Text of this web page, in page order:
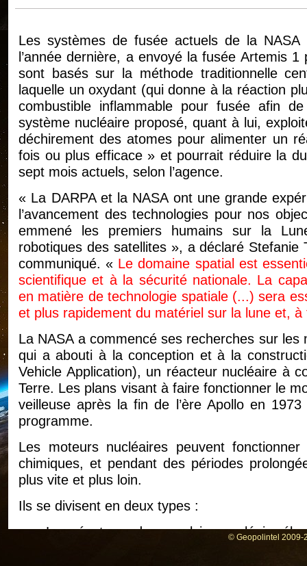
Les systèmes de fusée actuels de la
l’année dernière, a envoyé la fusée Artemis
sont basés sur la méthode traditionnelle
laquelle un oxydant (qui donne à la réaction
combustible inflammable pour fusée afin
système nucléaire proposé, quant à lui,
déchirement des atomes pour alimenter un
fois ou plus efficace » et pourrait réduire la
sept mois actuels, selon l’agence.
« La DARPA et la NASA ont une grande
l’avancement des technologies pour nos
emmené les premiers humains sur la
robotiques des satellites », a déclaré
communiqué. « Le domaine spatial est
scientifique et à la sécurité nationale. La
en matière de technologie spatiale (...) sera
et plus rapidement du matériel sur la lune et,
La NASA a commencé ses recherches sur
qui a abouti à la conception et à la
Vehicle Application), un réacteur nucléaire à
Terre. Les plans visant à faire fonctionner le
veilleuse après la fin de l’ère Apollo en
programme.
Les moteurs nucléaires peuvent
chimiques, et pendant des périodes
plus vite et plus loin.
Ils se divisent en deux types :
Les réacteurs de propulsion nucléaire
© Geopolintel 2009-